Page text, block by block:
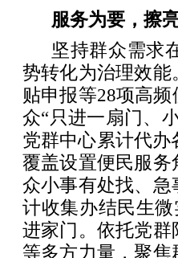
服务为要，擦
坚持群众需求
势转化为治理效
贴申报等28项高
众“只进一扇门、
党群中心累计代办
覆盖设置便民服
众小事有处找、
计收集办结民生
进家门。依托党
等多方力量，聚